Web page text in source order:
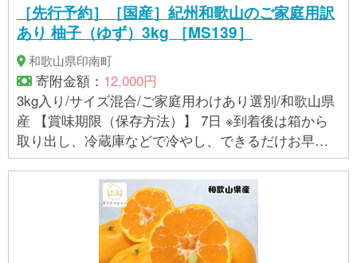
［先行予約］［国産］紀州和歌山のご家庭用訳
あり 柚子（ゆず）3kg ［MS139］
和歌山県印南町
寄附金額： 12,000円
3kg入り/サイズ混合/ご家庭用わけあり選別/和歌山県
産 【賞味期限（保存方法）】 7日 ※到着後は箱から
取り出し、冷蔵庫などで冷やし、できるだけお早め
にお召し上がりください。 【アレルギー】 柚子 ※ 表
示内容に関しては各事業者の指定に基づき掲載して
おり、一切の内容を保証するものではございませ
ん。 ※ご不明の点がございましたら事業者まで直接お
問い合わせ下さい。